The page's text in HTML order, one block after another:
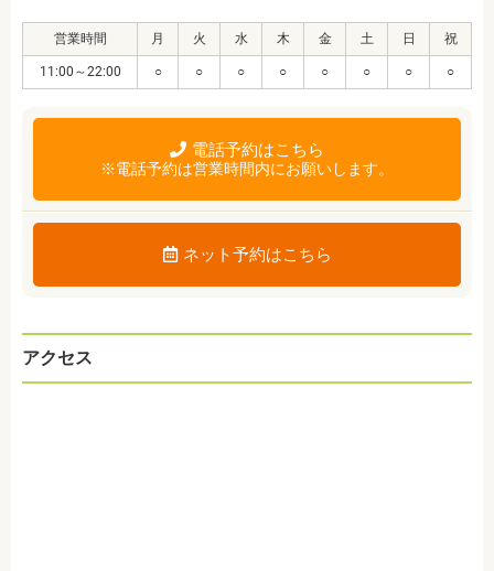
営業時間 月 火 水 木 金 土 日 祝
11:00～22:00 ○ ○ ○ ○ ○ ○ ○ ○
電話予約はこちら
※電話予約は営業時間内にお願いします。
ネット予約はこちら
アクセス